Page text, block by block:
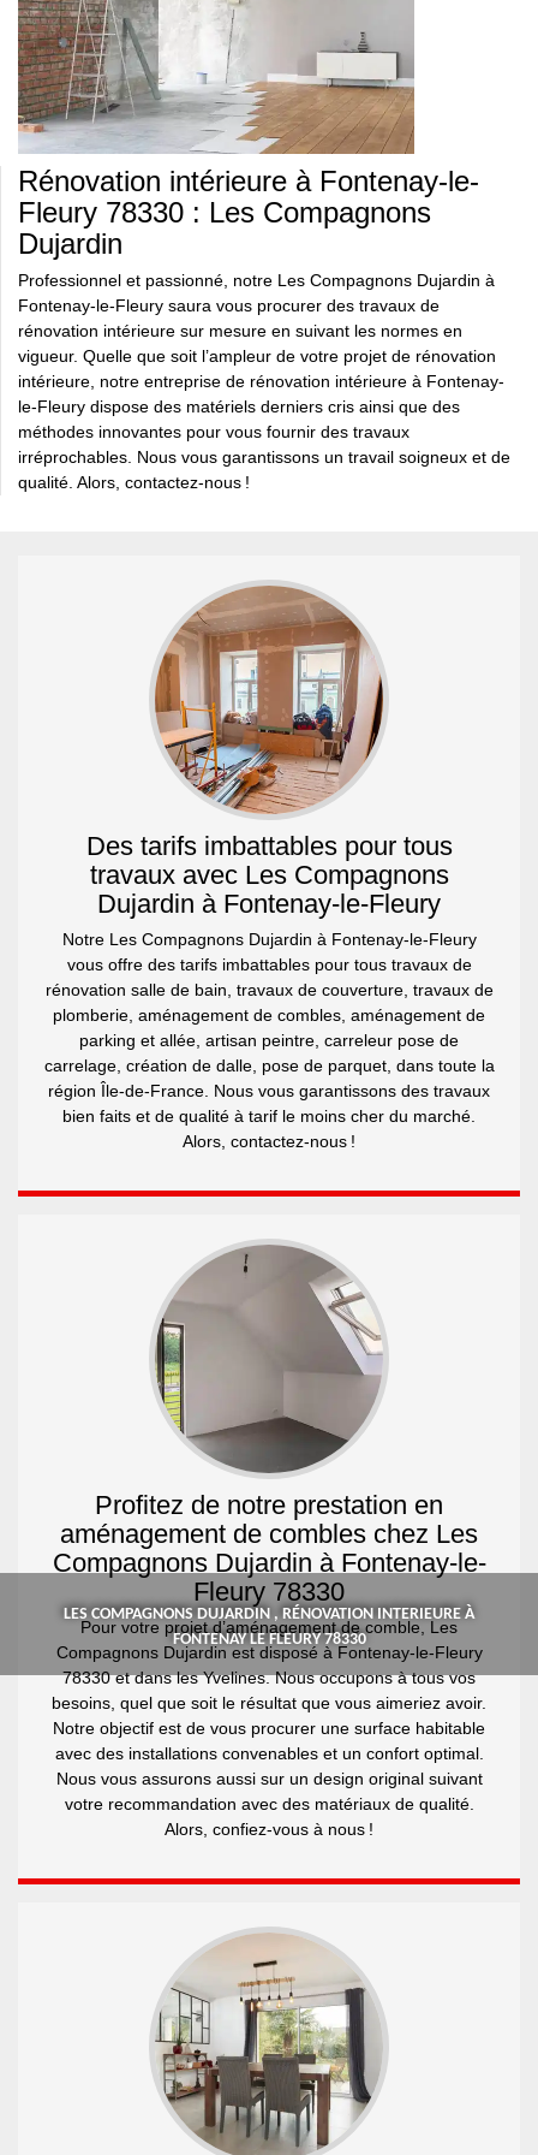
LES COMPAGNONS DUJARDIN , RÉNOVATION INTERIEURE À
FONTENAY LE FLEURY 78330
Rénovation intérieure à Fontenay-le-
Fleury 78330 : Les Compagnons
Dujardin
Professionnel et passionné, notre Les Compagnons Dujardin à
Fontenay-le-Fleury saura vous procurer des travaux de
rénovation intérieure sur mesure en suivant les normes en
vigueur. Quelle que soit l’ampleur de votre projet de rénovation
intérieure, notre entreprise de rénovation intérieure à Fontenay-
le-Fleury dispose des matériels derniers cris ainsi que des
méthodes innovantes pour vous fournir des travaux
irréprochables. Nous vous garantissons un travail soigneux et de
qualité. Alors, contactez-nous !
Des tarifs imbattables pour tous
travaux avec Les Compagnons
Dujardin à Fontenay-le-Fleury
Notre Les Compagnons Dujardin à Fontenay-le-Fleury
vous offre des tarifs imbattables pour tous travaux de
rénovation salle de bain, travaux de couverture, travaux de
plomberie, aménagement de combles, aménagement de
parking et allée, artisan peintre, carreleur pose de
carrelage, création de dalle, pose de parquet, dans toute la
région Île-de-France. Nous vous garantissons des travaux
bien faits et de qualité à tarif le moins cher du marché.
Alors, contactez-nous !
Profitez de notre prestation en
aménagement de combles chez Les
Compagnons Dujardin à Fontenay-le-
Fleury 78330
Pour votre projet d’aménagement de comble, Les
Compagnons Dujardin est disposé à Fontenay-le-Fleury
78330 et dans les Yvelines. Nous occupons à tous vos
besoins, quel que soit le résultat que vous aimeriez avoir.
Notre objectif est de vous procurer une surface habitable
avec des installations convenables et un confort optimal.
Nous vous assurons aussi sur un design original suivant
votre recommandation avec des matériaux de qualité.
Alors, confiez-vous à nous !